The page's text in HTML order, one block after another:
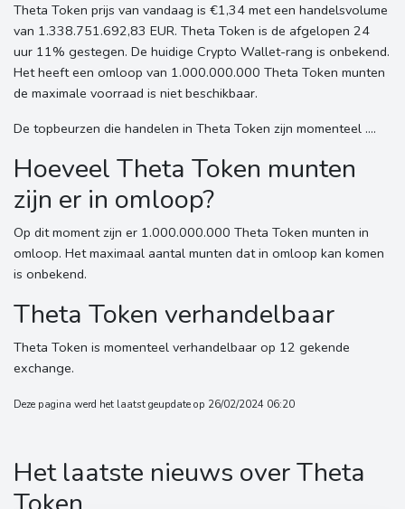
Theta Token prijs van vandaag is €1,34 met een handelsvolume
van 1.338.751.692,83 EUR. Theta Token is de afgelopen 24
uur 11% gestegen. De huidige Crypto Wallet-rang is onbekend.
Het heeft een omloop van 1.000.000.000 Theta Token munten
de maximale voorraad is niet beschikbaar.
De topbeurzen die handelen in Theta Token zijn momenteel ....
Hoeveel Theta Token munten
zijn er in omloop?
Op dit moment zijn er 1.000.000.000 Theta Token munten in
omloop. Het maximaal aantal munten dat in omloop kan komen
is onbekend.
Theta Token verhandelbaar
Theta Token is momenteel verhandelbaar op 12 gekende
exchange.
Deze pagina werd het laatst geupdate op 26/02/2024 06:20
Het laatste nieuws over Theta